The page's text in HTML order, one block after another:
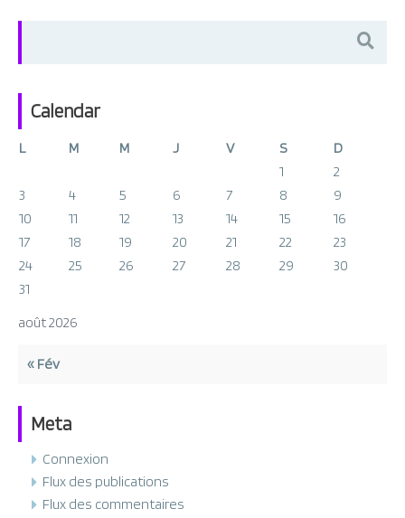
Calendar
août 2026
L M M J V S
D
1
2
3
4 5 6 7 8
9
10
11 12 13 14 15
16
17
18 19 20 21 22
23
24
25 26 27 28 29
30
31
« Fév
Meta
Connexion
Flux des publications
Flux des commentaires